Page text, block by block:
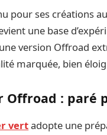
pour ses créations
une base
version Offroad
marquée, bien
Offroad : paré
vertadopte une